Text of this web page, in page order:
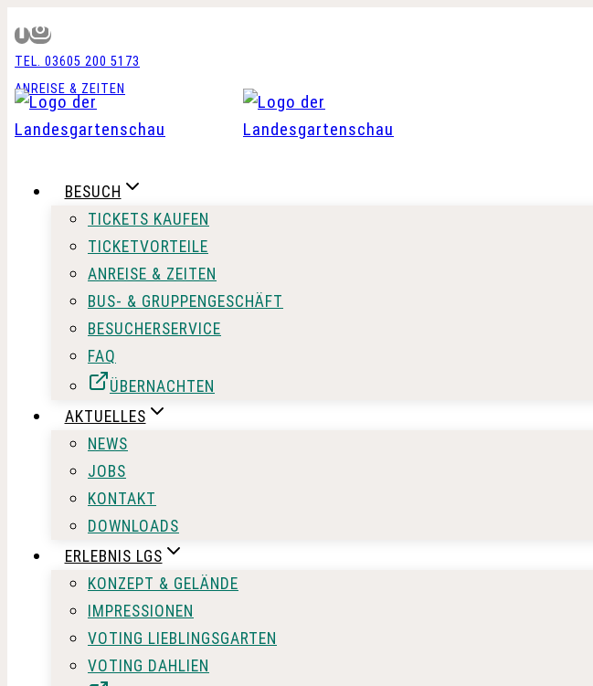
Inhalt
springen
TEL. 03605 200 5173
ANREISE & ZEITEN
BESUCH
TICKETS KAUFEN
TICKETVORTEILE
ANREISE & ZEITEN
BUS- & GRUPPENGESCHÄFT
BESUCHERSERVICE
FAQ
ÜBERNACHTEN
AKTUELLES
NEWS
JOBS
KONTAKT
DOWNLOADS
ERLEBNIS LGS
KONZEPT & GELÄNDE
IMPRESSIONEN
VOTING LIEBLINGSGARTEN
VOTING DAHLIEN